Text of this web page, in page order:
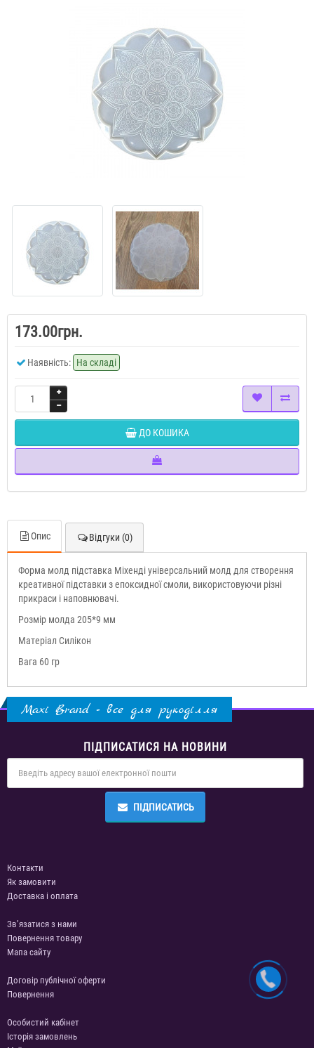
173.00грн.
Наявність: На складі
ДО КОШИКА
Опис Відгуки (0)
Форма молд підставка Міхенді універсальний молд для створення
креативної підставки з епоксидної смоли, використовуючи різні
прикраси і наповнювачі.
Розмір молда 205*9 мм
Матеріал Силікон
Вага 60 гр
Maxi Brand - все для рукоділля
ПІДПИСАТИСЯ НА НОВИНИ
ПІДПИСАТИСЬ
Контакти
Як замовити
Доставка і оплата
Зв’язатися з нами
Повернення товару
Мапа сайту
Договір публічної оферти
Повернення
Особистий кабінет
Історія замовлень